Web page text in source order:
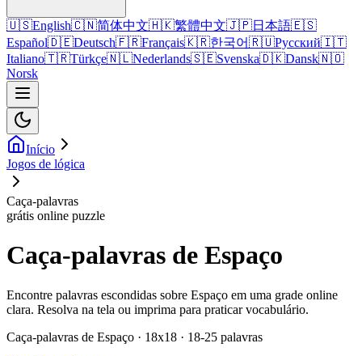
🇺🇸English🇨🇳简体中文🇭🇰繁體中文🇯🇵日本語🇪🇸
Español🇩🇪Deutsch🇫🇷Français🇰🇷한국어🇷🇺Русский🇮🇹
Italiano🇹🇷Türkçe🇳🇱Nederlands🇸🇪Svenska🇩🇰Dansk🇳🇴
Norsk
Início
Jogos de lógica
Caça-palavras
grátis online puzzle
Caça-palavras de Espaço
Encontre palavras escondidas sobre Espaço em uma grade online
clara. Resolva na tela ou imprima para praticar vocabulário.
Caça-palavras de Espaço · 18x18 · 18-25 palavras